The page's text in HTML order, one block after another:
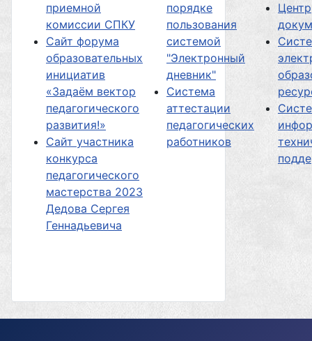
приемной
комиссии СПКУ
Сайт форума
образовательных
инициатив
«Задаём вектор
педагогического
развития!»
Сайт участника
конкурса
педагогического
мастерства 2023
Дедова Сергея
Геннадьевича
порядке
пользования
системой
"Электронный
дневник"
Система
аттестации
педагогических
работников
Центр